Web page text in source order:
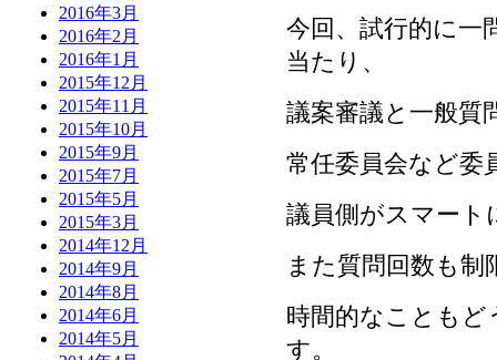
2016年3月
2016年2月
2016年1月
2015年12月
2015年11月
2015年10月
2015年9月
2015年7月
2015年5月
2015年3月
2014年12月
2014年9月
2014年8月
2014年6月
2014年5月
今回、試行的に一
当たり、
議案審議と一般質
常任委員会など委
議員側がスマート
また質問回数も
時間的なことも
す。